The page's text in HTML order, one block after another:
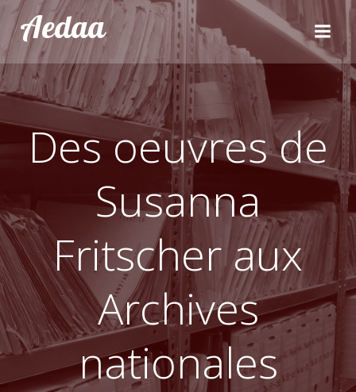
Aller
au
contenu
Aedaa
Des oeuvres de
Susanna
Fritscher aux
Archives
nationales